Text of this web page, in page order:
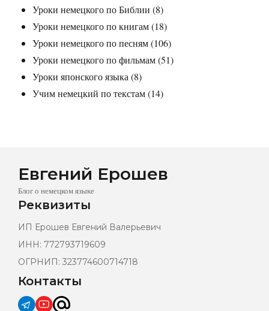
Уроки немецкого по Библии (8)
Уроки немецкого по книгам(18)
Уроки немецкого по песням(106)
Уроки немецкого по фильмам(51)
Уроки японского языка (8)
Учим немецкий по текстам(14)
Евгений Ерошев
Блог о немецком языке
Реквизиты
ИП Ерошев Евгений Валерьевич
ИНН: 772793719609
ОГРНИП: 323774600714718
Контакты